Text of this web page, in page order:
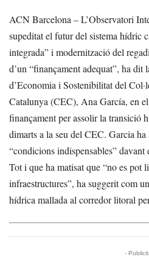
ACN Barcelona – L’Observatori
supeditat el futur del sistema hídric
integrada” i modernització del
d’un “finançament adequat”, ha dit
d’Economia i Sostenibilitat del
Catalunya (CEC), Ana García, en
finançament per assolir la transició
dimarts a la seu del CEC. Garcia
“condicions indispensables”
Tot i que ha matisat que “no es pot
infraestructures”, ha suggerit com
hídrica mallada al corredor litoral
-